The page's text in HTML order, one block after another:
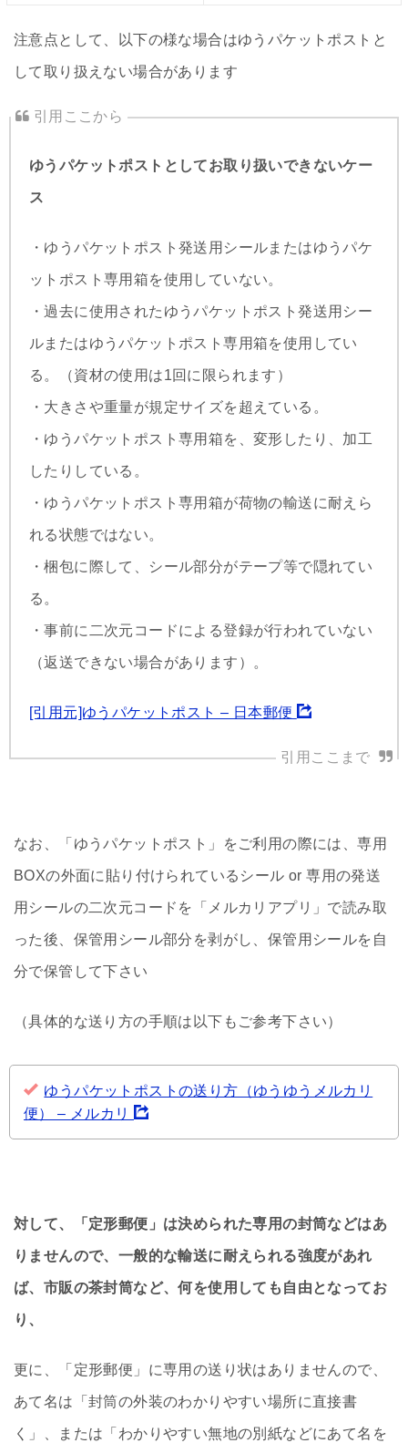
注意点として、以下の様な場合はゆうパケットポストと
して取り扱えない場合があります
ゆうパケットポストとしてお取り扱いできないケー
ス
・ゆうパケットポスト発送用シールまたはゆうパケ
ットポスト専用箱を使用していない。
・過去に使用されたゆうパケットポスト発送用シー
ルまたはゆうパケットポスト専用箱を使用してい
る。（資材の使用は1回に限られます）
・大きさや重量が規定サイズを超えている。
・ゆうパケットポスト専用箱を、変形したり、加工
したりしている。
・ゆうパケットポスト専用箱が荷物の輸送に耐えら
れる状態ではない。
・梱包に際して、シール部分がテープ等で隠れてい
る。
・事前に二次元コードによる登録が行われていない
（返送できない場合があります）。
[引用元]ゆうパケットポスト – 日本郵便
なお、「ゆうパケットポスト」をご利用の際には、専用
BOXの外面に貼り付けられているシール or 専用の発送
用シールの二次元コードを「メルカリアプリ」で読み取
った後、保管用シール部分を剥がし、保管用シールを自
分で保管して下さい
（具体的な送り方の手順は以下もご参考下さい）
ゆうパケットポストの送り方（ゆうゆうメルカリ
便） – メルカリ
対して、「定形郵便」は決められた専用の封筒などはあ
りませんので、一般的な輸送に耐えられる強度があれ
ば、市販の茶封筒など、何を使用しても自由となってお
り、
更に、「定形郵便」に専用の送り状はありませんので、
あて名は「封筒の外装のわかりやすい場所に直接書
く」、または「わかりやすい無地の別紙などにあて名を